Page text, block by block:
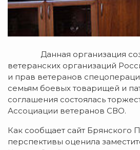
Данная организация
ветеранских организаций
и прав ветеранов
семьям боевых товарищей и
соглашения состоялась
Ассоциации ветеранов СВО.
Как сообщает сайт Брянского
перспективы оценила